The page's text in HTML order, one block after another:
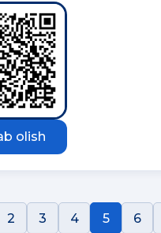
olish
2 3 4 5 6